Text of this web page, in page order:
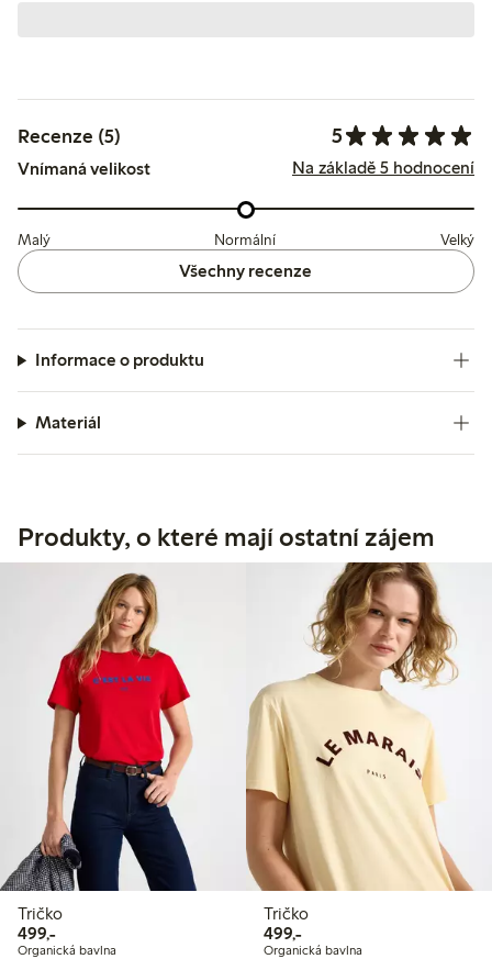
Recenze (5) 5
Vnímaná velikost Na základě 5 hodnocení
Malý Normální Velký
Všechny recenze
Informace o produktu
Materiál
Produkty, o které mají ostatní zájem
Tričko
499,-499,00 Kč
Organická bavlna
Tričko
499,-499,00 Kč
Organická bavlna